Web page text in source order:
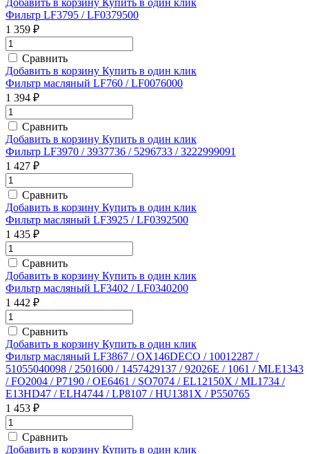
Фильтр LF3795 / LF0379500
1 359 ₽
Сравнить
Добавить в корзину Купить в один клик
Фильтр масляный LF760 / LF0076000
1 394 ₽
Сравнить
Добавить в корзину Купить в один клик
Фильтр LF3970 / 3937736 / 5296733 / 3222999091
1 427 ₽
Сравнить
Добавить в корзину Купить в один клик
Фильтр масляный LF3925 / LF0392500
1 435 ₽
Сравнить
Добавить в корзину Купить в один клик
Фильтр масляный LF3402 / LF0340200
1 442 ₽
Сравнить
Добавить в корзину Купить в один клик
Фильтр масляный LF3867 / OX146DECO / 10012287 /
51055040098 / 2501600 / 1457429137 / 92026E / 1061 / MLE1343
/ FO2004 / P7190 / OE6461 / SO7074 / EL12150X / ML1734 /
E13HD47 / ELH4744 / LP8107 / HU1381X / P550765
1 453 ₽
Сравнить
Добавить в корзину Купить в один клик